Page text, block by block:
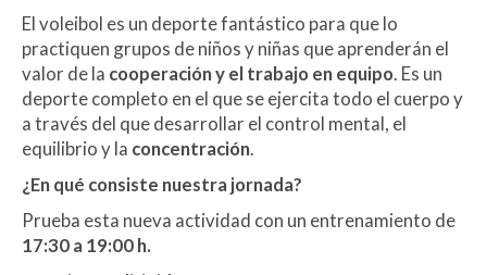
El voleibol es un deporte fantástico para que lo
practiquen grupos de niños y niñas que aprenderán el
valor de la cooperación y el trabajo en equipo. Es un
deporte completo en el que se ejercita todo el cuerpo y
a través del que desarrollar el control mental, el
equilibrio y la concentración.
¿En qué consiste nuestra jornada?
Prueba esta nueva actividad con un entrenamiento de
17:30 a 19:00 h.